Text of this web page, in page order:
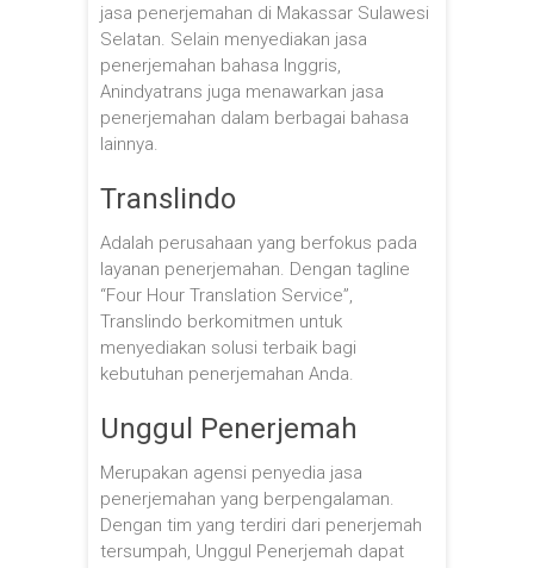
jasa penerjemahan di Makassar Sulawesi
Selatan. Selain menyediakan jasa
penerjemahan bahasa Inggris,
Anindyatrans juga menawarkan jasa
penerjemahan dalam berbagai bahasa
lainnya.
Translindo
Adalah perusahaan yang berfokus pada
layanan penerjemahan. Dengan tagline
“Four Hour Translation Service”,
Translindo berkomitmen untuk
menyediakan solusi terbaik bagi
kebutuhan penerjemahan Anda.
Unggul Penerjemah
Merupakan agensi penyedia jasa
penerjemahan yang berpengalaman.
Dengan tim yang terdiri dari penerjemah
tersumpah, Unggul Penerjemah dapat